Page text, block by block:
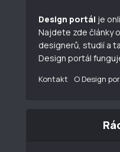
Design portál je
Najdete zde články
designerů, studií a
Design portál
Kontakt O Design